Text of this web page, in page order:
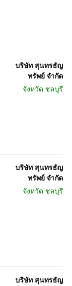
บริษัท สุนทรธัญ
ทรัพย์ จำกัด
จังหวัด ชลบุรี
บริษัท สุนทรธัญ
ทรัพย์ จำกัด
จังหวัด ชลบุรี
บริษัท สุนทรธัญ